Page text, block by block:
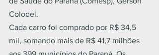
Colodel.
Cada carro foi comprado por R$ 34,5
mil, somando mais de R$ 41,7 milhões